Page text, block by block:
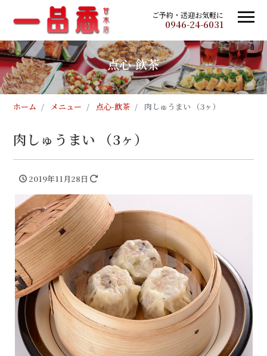
ご予約・送迎お気軽に
0946-24-6031
点心-飲茶
ホーム メニュー 点心-飲茶 肉しゅうまい （3ヶ）
肉しゅうまい （3ヶ）
2019年11月28日